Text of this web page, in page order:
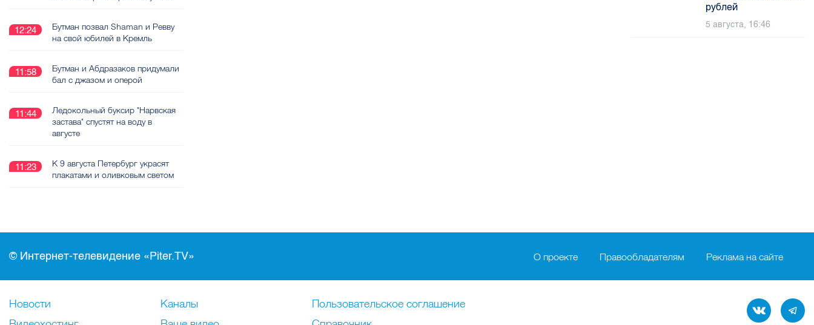
12:24
Бутман позвал Shaman и Ревву
на свой юбилей в Кремль
11:58
Бутман и Абдразаков придумали
бал с джазом и оперой
11:44
Ледокольный буксир "Нарвская
застава" спустят на воду в
августе
11:23
К 9 августа Петербург украсят
плакатами и оливковым светом
рублей
5 августа, 16:46
© Интернет-телевидение «Piter.TV» О проекте Правообладателям Реклама на сайте
Новости
Каналы
Пользовательское соглашение